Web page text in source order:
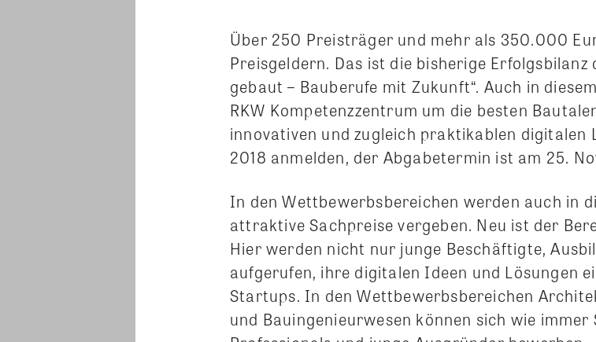
Über 250 Preisträger und mehr als 350.000
Preisgeldern. Das ist die bisherige Erfolgsbilanz
gebaut – Bauberufe mit Zukunft“. Auch in
RKW Kompetenzzentrum um die besten
innovativen und zugleich praktikablen digitalen
2018 anmelden, der Abgabetermin ist am 25.
In den Wettbewerbsbereichen werden auch in
attraktive Sachpreise vergeben. Neu ist der
Hier werden nicht nur junge Beschäftigte,
aufgerufen, ihre digitalen Ideen und Lösungen
Startups. In den Wettbewerbsbereichen
und Bauingenieurwesen können sich wie immer